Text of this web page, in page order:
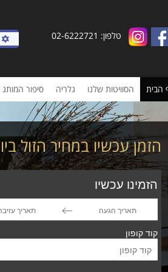
טלפון: 02-6222721
הבית הסוויטות שלנו גלריה סיפור המותג
הזמן עכשיו במחיר הזול
הזמינו עכשיו
the
down
arrow
the
arrow
קוד קופון